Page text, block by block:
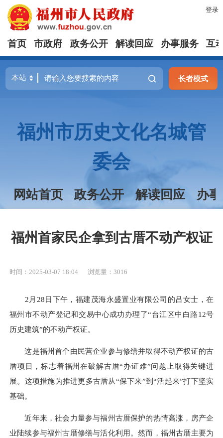
登录
首页 市政府 政务公开 解读回应 办事服务 互
长者模式
福州市历史文化名城管
委会
网站首页 政务公开 解读回应 办
福州首家民企拿到古厝不动产权证
时间：2025-03-07 18:04 浏览量：3016
2月28日下午，福建茂海永盛置业有限公司的吕女士，在
福州市不动产登记和交易中心成功办理了“台江区中白路12号
历史建筑”的不动产权证。
这是福州首个由民营企业参与修缮并取得不动产权证的古
厝项目，标志着福州在破解古厝“办证难”问题上取得关键进
展。这项措施为推进更多古厝从“保下来”到“活起来”打下坚实
基础。
近年来，社会力量参与福州古厝保护的热情高涨，房产企
业陆续参与福州古厝修缮与活化利用。然而，福州古厝主要为